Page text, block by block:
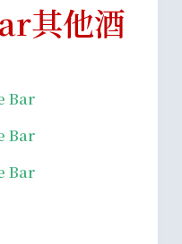
其他酒